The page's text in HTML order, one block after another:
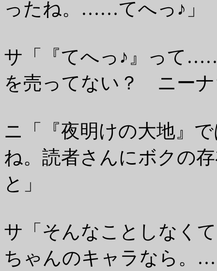
ったね。……てへっ♪」
サ「『てへっ♪』って
を売ってない？ ニー
ニ「『夜明けの大地』
ね。読者さんにボクの
と」
サ「そんなことしなく
ちゃんのキャラなら。